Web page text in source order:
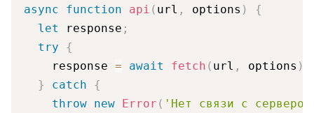
Регистрация
async function api ( url , options )
{
let
response ;
try
{
    response
= await fetch ( url , options )
}
catch
{
throw new Error ( 'Нет связи с